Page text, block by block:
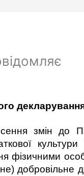
змін до
фізичними
добровільне